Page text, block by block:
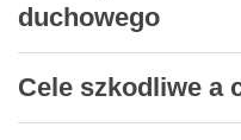
duchowego
Cele szkodliwe a